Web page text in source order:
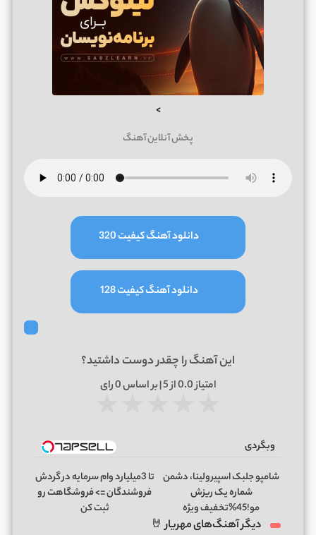
>
پخش آنلاین آهنگ
دانلود آهنگ کیفیت 320
دانلود آهنگ کیفیت 128
این آهنگ را چقدر دوست داشتید؟
امتیاز0.0از 5 | بر اساس 0رای
وبگردی
شامپو جلبک اسپیرولینا، دشمن
شماره یک ریزش
مو!45%تخفیف ویژه
تا 3میلیارد وام سرمایه در گردش
فروشندگان => فروشگاهت رو
ثبت کن
دیگر آهنگ‌های مهریار 🤘